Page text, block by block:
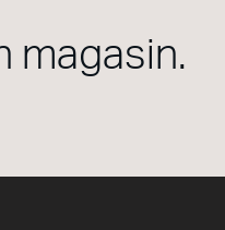
magasin.